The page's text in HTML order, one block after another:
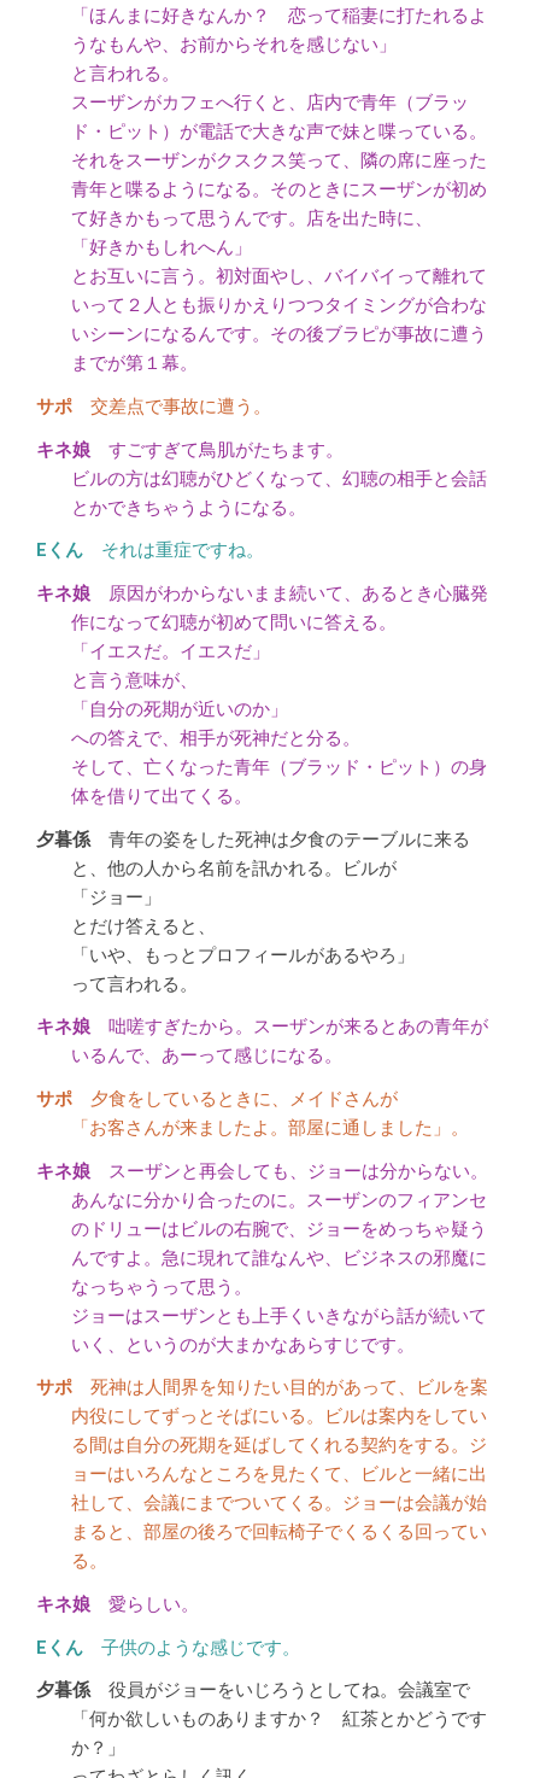
「ほんまに好きなんか？ 恋って稲妻に打たれるよ
うなもんや、お前からそれを感じない」
と言われる。
スーザンがカフェへ行くと、店内で青年（ブラッ
ド・ピット）が電話で大きな声で妹と喋っている。
それをスーザンがクスクス笑って、隣の席に座った
青年と喋るようになる。そのときにスーザンが初め
て好きかもって思うんです。店を出た時に、
「好きかもしれへん」
とお互いに言う。初対面やし、バイバイって離れて
いって２人とも振りかえりつつタイミングが合わな
いシーンになるんです。その後ブラピが事故に遭う
までが第１幕。
交差点で事故に遭う。
すごすぎて鳥肌がたちます。
ビルの方は幻聴がひどくなって、幻聴の相手と会話
とかできちゃうようになる。
それは重症ですね。
原因がわからないまま続いて、あるとき心臓発
作になって幻聴が初めて問いに答える。
「イエスだ。イエスだ」
と言う意味が、
「自分の死期が近いのか」
への答えで、相手が死神だと分る。
そして、亡くなった青年（ブラッド・ピット）の身
体を借りて出てくる。
青年の姿をした死神は夕食のテーブルに来る
と、他の人から名前を訊かれる。ビルが
「ジョー」
とだけ答えると、
「いや、もっとプロフィールがあるやろ」
って言われる。
咄嗟すぎたから。スーザンが来るとあの青年が
いるんで、あーって感じになる。
夕食をしているときに、メイドさんが
「お客さんが来ましたよ。部屋に通しました」。
スーザンと再会しても、ジョーは分からない。
あんなに分かり合ったのに。スーザンのフィアンセ
のドリューはビルの右腕で、ジョーをめっちゃ疑う
んですよ。急に現れて誰なんや、ビジネスの邪魔に
なっちゃうって思う。
ジョーはスーザンとも上手くいきながら話が続いて
いく、というのが大まかなあらすじです。
死神は人間界を知りたい目的があって、ビルを案
内役にしてずっとそばにいる。ビルは案内をしてい
る間は自分の死期を延ばしてくれる契約をする。ジ
ョーはいろんなところを見たくて、ビルと一緒に出
社して、会議にまでついてくる。ジョーは会議が始
まると、部屋の後ろで回転椅子でくるくる回ってい
る。
愛らしい。
子供のような感じです。
役員がジョーをいじろうとしてね。会議室で
「何か欲しいものありますか？ 紅茶とかどうです
か？」